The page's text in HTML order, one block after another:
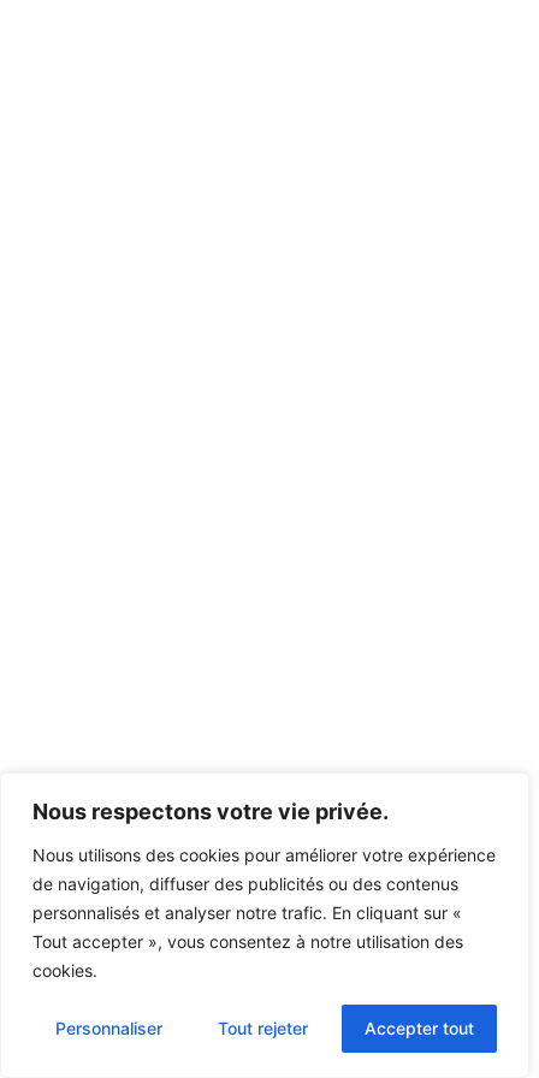
Nous respectons votre vie privée.
Nous utilisons des cookies pour améliorer votre expérience
de navigation, diffuser des publicités ou des contenus
personnalisés et analyser notre trafic. En cliquant sur «
Tout accepter », vous consentez à notre utilisation des
cookies.
Personnaliser Tout rejeter Accepter tout